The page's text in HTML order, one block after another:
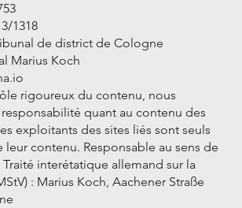
1318
de district de Cologne
Marius Koch
rigoureux du contenu, nous
quant au contenu des
exploitants des sites liés sont seuls
leur contenu. Responsable au sens de
Traité interétatique allemand sur la
: Marius Koch, Aachener Straße